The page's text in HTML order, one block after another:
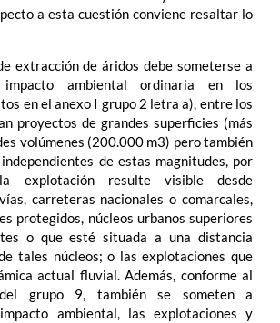
a esta cuestión conviene resaltar lo
extracción de áridos debe someterse a
ambiental ordinaria en los
en el anexo I grupo 2 letra a), entre los
proyectos de grandes superficies (más
volúmenes (200.000 m3) pero también
de estas magnitudes, por
explotación resulte visible desde
carreteras nacionales o comarcales,
protegidos, núcleos urbanos superiores
o que esté situada a una distancia
tales núcleos; o las explotaciones que
actual fluvial. Además, conforme al
grupo 9, también se someten a
ambiental, las explotaciones y